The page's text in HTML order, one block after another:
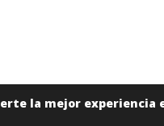
la mejor experiencia